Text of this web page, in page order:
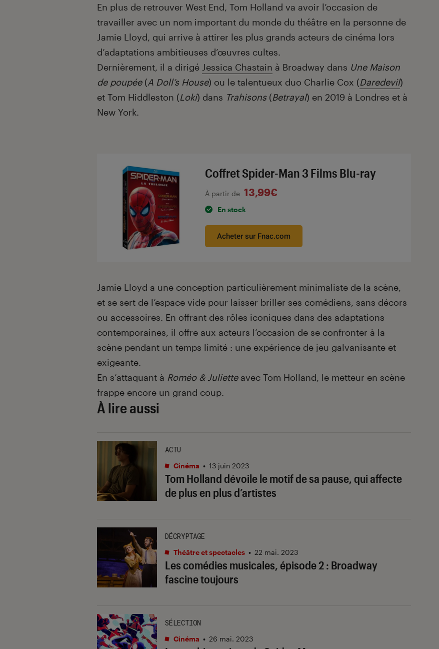
En plus de retrouver West End, Tom Holland va avoir l’occasion de
travailler avec un nom important du monde du théâtre en la personne de
Jamie Lloyd, qui arrive à attirer les plus grands acteurs de cinéma lors
d’adaptations ambitieuses d’œuvres cultes.
Dernièrement, il a dirigé Jessica Chastain à Broadway dans Une Maison
de poupée(A Doll’s House) ou le talentueux duo Charlie Cox (Daredevil)
et Tom Hiddleston (Loki) dans Trahisons(Betrayal) en 2019 à Londres et à
New York.
Coffret Spider-Man 3 Films Blu-ray
À partir de 13,99€
En stock
Acheter sur Fnac.com
Jamie Lloyd a une conception particulièrement minimaliste de la scène,
et se sert de l’espace vide pour laisser briller ses comédiens, sans décors
ou accessoires. En offrant des rôles iconiques dans des adaptations
contemporaines, il offre aux acteurs l’occasion de se confronter à la
scène pendant un temps limité : une expérience de jeu galvanisante et
exigeante.
En s’attaquant à Roméo & Julietteavec Tom Holland, le metteur en scène
frappe encore un grand coup.
À lire aussi
Tom Holland dévoile le motif de sa pause, qui affecte
de plus en plus d’artistes
ACTU
Cinéma • 13 juin 2023
Les comédies musicales, épisode 2 : Broadway
fascine toujours
DÉCRYPTAGE
Théâtre et spectacles • 22 mai. 2023
SÉLECTION
Cinéma • 26 mai. 2023